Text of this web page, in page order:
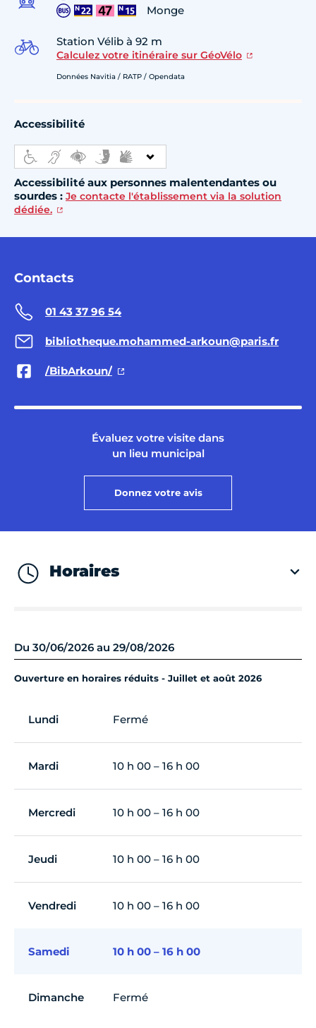
Monge
Station Vélib à 92 m
Calculez votre itinéraire sur GéoVélo
Données Navitia / RATP / Opendata
Accessibilité
Accessibilité aux personnes malentendantes ou
sourdes : Je contacte l'établissement via la solution
dédiée.
Contacts
01 43 37 96 54
bibliotheque.mohammed-arkoun@paris.fr
/BibArkoun/
Évaluez votre visite dans
un lieu municipal
Donnez votre avis
Horaires
Du 30/06/2026 au 29/08/2026
Ouverture en horaires réduits - Juillet et août 2026
Lundi Fermé
Mardi 10 h 00 – 16 h 00
Mercredi 10 h 00 – 16 h 00
Jeudi 10 h 00 – 16 h 00
Vendredi 10 h 00 – 16 h 00
Samedi 10 h 00 – 16 h 00
Dimanche Fermé